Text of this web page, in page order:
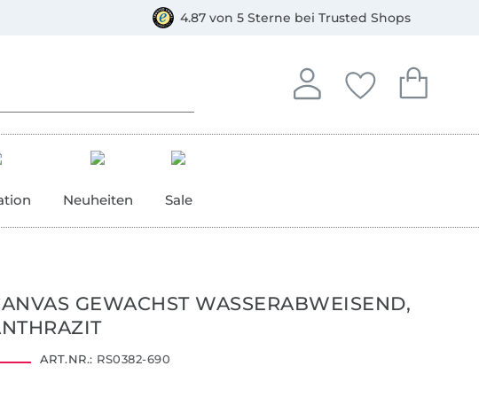
4.87 von 5 Sterne bei Trusted Shops
Anmelden
In deinem Konto
Deine
Du hast keine
Dein
Du hast
Neuheiten Sale
GEWACHST WASSERABWEISEND,
ART.NR.: RS0382-690
Vorkasse